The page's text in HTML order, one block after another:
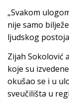
„Svakom
nije samo
ljudskog
Zijah Sokolović
koje su
okušao se i u
sveučilišta u